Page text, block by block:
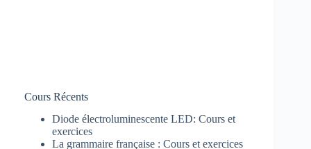
Cours Récents
Diode électroluminescente LED: Cours et
exercices
La grammaire française : Cours et exercices